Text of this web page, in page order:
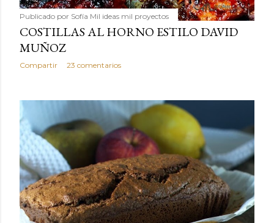
Publicado por Sofía Mil ideas mil proyectos
COSTILLAS AL HORNO ESTILO DAVID
MUÑOZ
Compartir 23 comentarios